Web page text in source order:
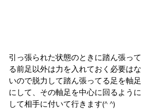
引っ張られた状態のときに踏ん張って
る前足以外は力を入れておく必要はな
いので脱力して踏ん張ってる足を軸足
にして、その軸足を中心に回るように
して相手に付いて行きます(^ ^)